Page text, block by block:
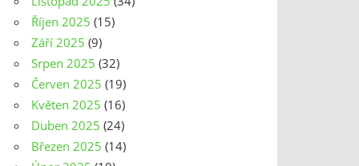
Říjen 2025 (15)
Září 2025 (9)
Srpen 2025 (32)
Červen 2025 (19)
Květen 2025 (16)
Duben 2025 (24)
Březen 2025 (14)